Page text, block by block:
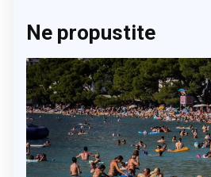
Ne propustite